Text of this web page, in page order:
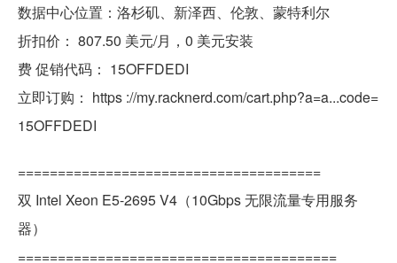
数据中心位置：洛杉矶、新泽西、伦敦、蒙特利尔
折扣价： 807.50 美元/月，0 美元安装
费 促销代码： 15OFFDEDI
立即订购： https ://my.racknerd.com/cart.php?a=a...code=
15OFFDEDI
======================================
双 Intel Xeon E5-2695 V4（10Gbps 无限流量专用服务
器）
========================================